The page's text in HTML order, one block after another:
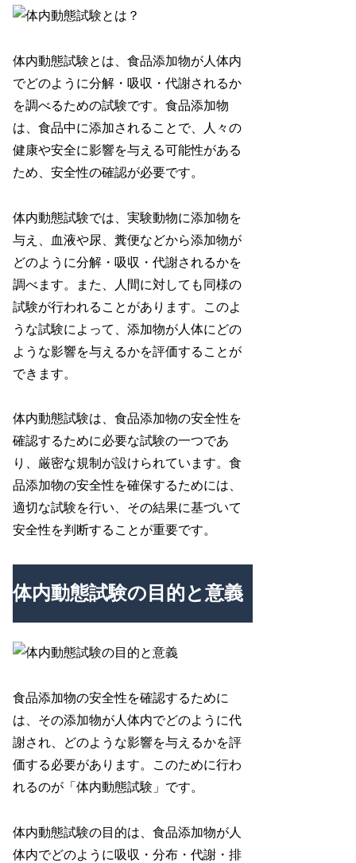
体内動態試験とは、食品添加物が人体内
でどのように分解・吸収・代謝されるか
を調べるための試験です。食品添加物
は、食品中に添加されることで、人々の
健康や安全に影響を与える可能性がある
ため、安全性の確認が必要です。
体内動態試験では、実験動物に添加物を
与え、血液や尿、糞便などから添加物が
どのように分解・吸収・代謝されるかを
調べます。また、人間に対しても同様の
試験が行われることがあります。このよ
うな試験によって、添加物が人体にどの
ような影響を与えるかを評価することが
できます。
体内動態試験は、食品添加物の安全性を
確認するために必要な試験の一つであ
り、厳密な規制が設けられています。食
品添加物の安全性を確保するためには、
適切な試験を行い、その結果に基づいて
安全性を判断することが重要です。
体内動態試験の目的と意義
食品添加物の安全性を確認するために
は、その添加物が人体内でどのように代
謝され、どのような影響を与えるかを評
価する必要があります。このために行わ
れるのが「体内動態試験」です。
体内動態試験の目的は、食品添加物が人
体内でどのように吸収・分布・代謝・排